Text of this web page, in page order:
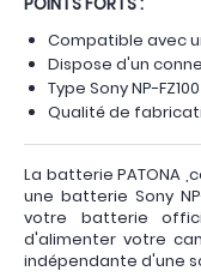
Compatible avec
Dispose d'un
Type Sony NP-FZ100
Qualité de
La batterie PATONA
une batterie Sony
votre batterie
d'alimenter votre
indépendante d'une